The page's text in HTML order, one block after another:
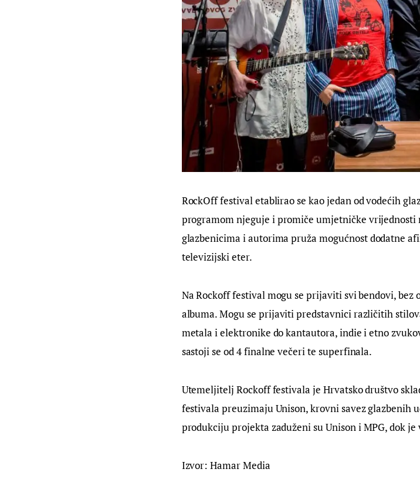
RockOff festival etablirao se kao jedan od vodećih
programom njeguje i promiče umjetničke vrijednosti
glazbenicima i autorima pruža mogućnost dodatne
televizijski eter.
Na Rockoff festival mogu se prijaviti svi bendovi,
albuma. Mogu se prijaviti predstavnici različitih
metala i elektronike do kantautora, indie i etno
sastoji se od 4 finalne večeri te superfinala.
Utemeljitelj Rockoff festivala je Hrvatsko društvo
festivala preuzimaju Unison, krovni savez glazbenih
produkciju projekta zaduženi su Unison i MPG, dok
Izvor: Hamar Media